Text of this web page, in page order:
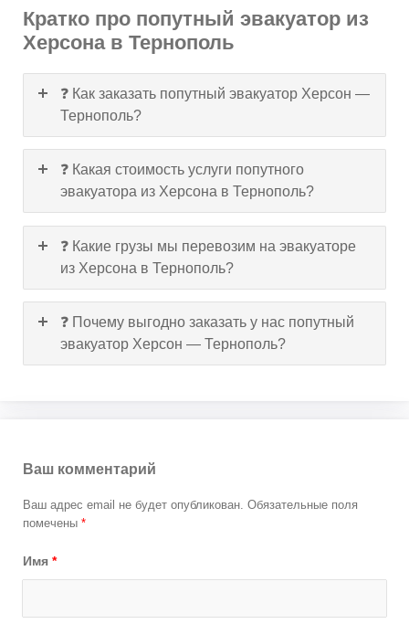
Кратко про попутный эвакуатор из
Херсона в Тернополь
❓ Как заказать попутный эвакуатор Херсон —
Тернополь?
❓ Какая стоимость услуги попутного
эвакуатора из Херсона в Тернополь?
❓ Какие грузы мы перевозим на эвакуаторе
из Херсона в Тернополь?
❓ Почему выгодно заказать у нас попутный
эвакуатор Херсон — Тернополь?
Ваш комментарий
Ваш адрес email не будет опубликован. Обязательные поля
помечены *
Имя *